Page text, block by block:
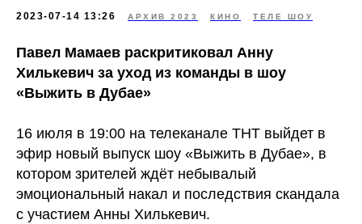
2023-07-14 13:26 АРХИВ 2023 КИНО ТЕЛЕ ШОУ
Павел Мамаев раскритиковал Анну
Хилькевич за уход из команды в шоу
«Выжить в Дубае»
16 июля в 19:00 на телеканале ТНТ выйдет в
эфир новый выпуск шоу «Выжить в Дубае», в
котором зрителей ждёт небывалый
эмоциональный накал и последствия скандала
с участием Анны Хилькевич.